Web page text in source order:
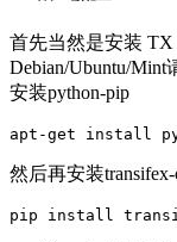
首先当然是安装
Debian/Ubuntu/
安装python-pip
然后再安装